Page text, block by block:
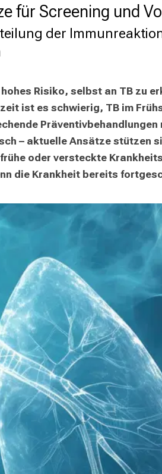
für Screening und
der
Risiko, selbst an TB zu
ist es schwierig, TB im
– aktuelle Ansätze stützen
oder versteckte
die Krankheit bereits